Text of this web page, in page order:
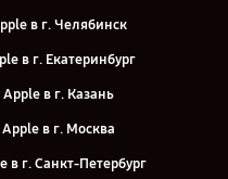
в г. Челябинск
в г. Екатеринбург
в г. Казань
в г. Москва
в г. Санкт-Петербург